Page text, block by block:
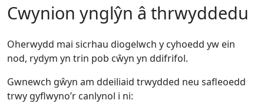
Cwynion ynglŷn â thrwyddedu
Oherwydd mai sicrhau diogelwch y cyhoedd yw ein
nod, rydym yn trin pob cŵyn yn ddifrifol.
Gwnewch gŵyn am ddeiliaid trwydded neu safleoedd
trwy gyflwyno’r canlynol i ni: